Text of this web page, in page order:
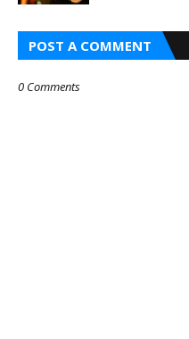
POST A COMMENT
0 Comments